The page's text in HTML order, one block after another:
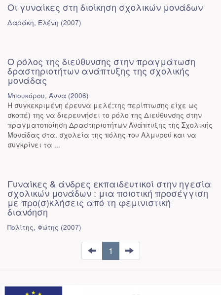
Οι γυναίκες στη διοίκηση σχολικών μονάδων
Δαράκη, Ελένη (2007)
Ο ρόλος της διεύθυνσης στην πραγμάτωση
δραστηριοτήτων ανάπτυξης της σχολικής
μονάδας
Μπουκόρου, Άννα (2006)
Η συγκεκριμένη έρευνα μελέ;της περίπτωσης είχε ως
σκοπέ) της να διερευνήσει το ρόλο της Διεύθυνσης στην
πραγματοποίηση Δραστηριοτήτων Ανάπτυξης της Σχολικής
Μονάδας στα. σχολεία της πόλης του Αλμυρού και να
συγκρίνει τα ...
Γυναίκες & άνδρες εκπαιδευτικοί στην ηγεσία
σχολικών μονάδων : μια ποιοτική προσέγγιση
με προ(σ)κλήσεις από τη φεμινιστική
διανόηση
Πολίτης, Φώτης (2007)
1